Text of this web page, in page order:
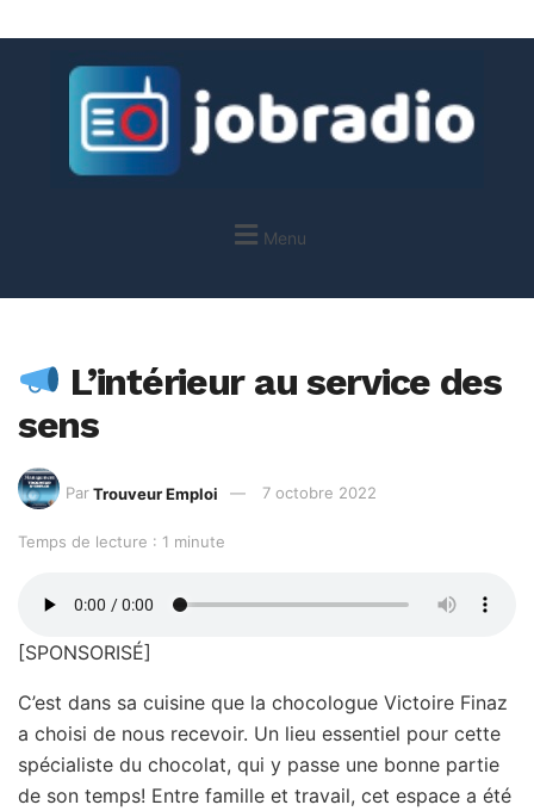
Menu
L’intérieur au service des
sens
Par Trouveur Emploi 7 octobre 2022
Temps de lecture : 1 minute
[SPONSORISÉ]
C’est dans sa cuisine que la chocologue Victoire Finaz
a choisi de nous recevoir. Un lieu essentiel pour cette
spécialiste du chocolat, qui y passe une bonne partie
de son temps! Entre famille et travail, cet espace a été